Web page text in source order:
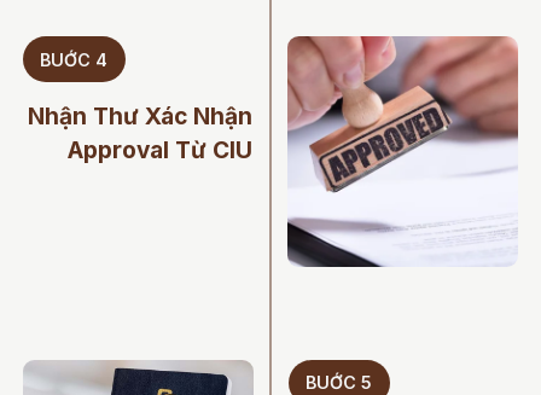
BUỚC 4
Nhận Thư Xác Nhận
Approval Từ CIU
BUỚC 5